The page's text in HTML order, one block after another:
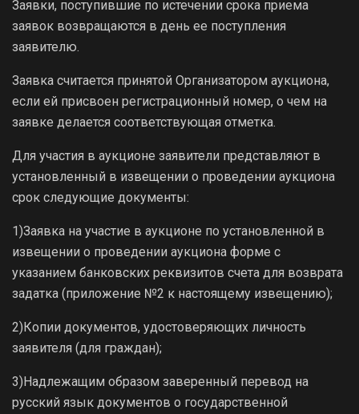
Заявки, поступившие по истечении срока приема
заявок возвращаются в день ее поступления
заявителю.
Заявка считается принятой Организатором аукциона,
если ей присвоен регистрационный номер, о чем на
заявке делается соответствующая отметка.
Для участия в аукционе заявители представляют в
установленный в извещении о проведении аукциона
срок следующие документы:
1)Заявка на участие в аукционе по установленной в
извещении о проведении аукциона форме с
указанием банковских реквизитов счета для возврата
задатка (приложение №2 к настоящему извещению);
2)Копии документов, удостоверяющих личность
заявителя (для граждан);
3)Надлежащим образом заверенный перевод на
русский язык документов о государственной